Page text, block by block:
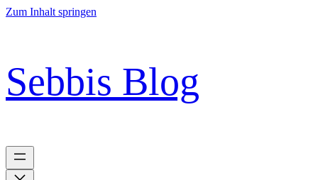
Zum Inhalt springen
Sebbis Blog